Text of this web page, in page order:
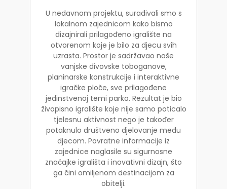
U nedavnom projektu, surađivali smo s
lokalnom zajednicom kako bismo
dizajnirali prilagođeno igralište na
otvorenom koje je bilo za djecu svih
uzrasta. Prostor je sadržavao naše
vanjske divovske toboganove,
planinarske konstrukcije i interaktivne
igračke ploče, sve prilagođene
jedinstvenoj temi parka. Rezultat je bio
živopisno igralište koje nije samo poticalo
tjelesnu aktivnost nego je također
potaknulo društveno djelovanje među
djecom. Povratne informacije iz
zajednice naglasile su sigurnosne
značajke igrališta i inovativni dizajn, što
ga čini omiljenom destinacijom za
obitelji.